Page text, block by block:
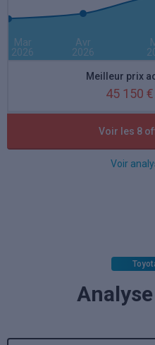
Mar
2026
Avr
2026
Meilleur prix
45 150 €
Meilleure remise
Voir les 8
Voir